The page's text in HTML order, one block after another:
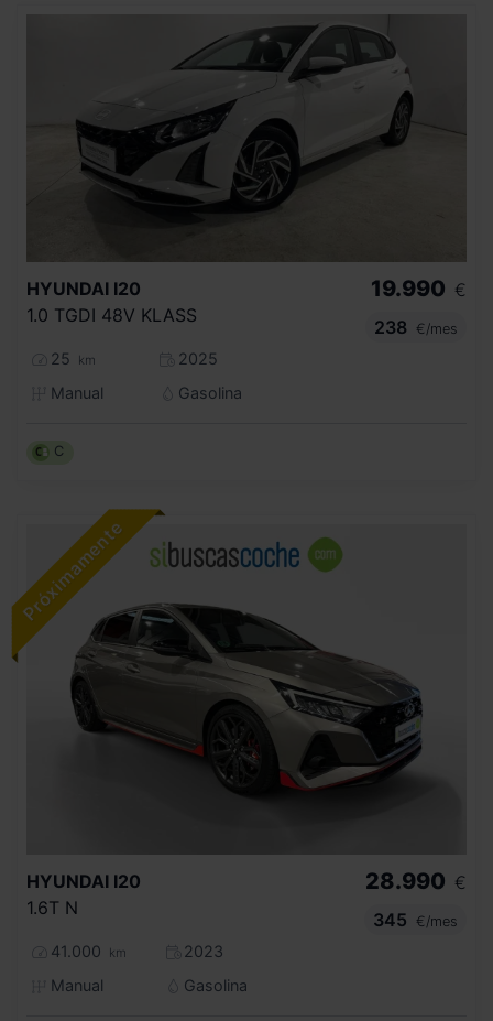
HYUNDAI I20
1.0 TGDI 48V KLASS
25 km
2025
Manual
Gasolina
19.990 €
238
€/mes
C
HYUNDAI I20
1.6T N
41.000 km
2023
Manual
Gasolina
28.990 €
345
€/mes